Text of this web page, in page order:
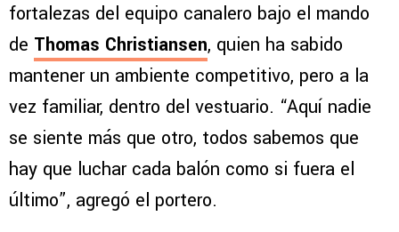
fortalezas del equipo canalero bajo el mando
de Thomas Christiansen, quien ha sabido
mantener un ambiente competitivo, pero a la
vez familiar, dentro del vestuario. “Aquí nadie
se siente más que otro, todos sabemos que
hay que luchar cada balón como si fuera el
último”, agregó el portero.